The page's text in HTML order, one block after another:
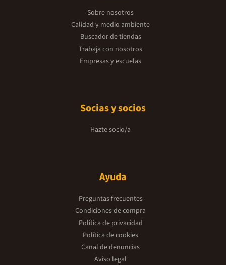
Sobre nosotros
Calidad y medio ambiente
Buscador de tiendas
Trabaja con nosotros
Empresas y escuelas
Socias y socios
Hazte socio/a
Ayuda
Preguntas frecuentes
Condiciones de compra
Política de privacidad
Política de cookies
Canal de denuncias
Aviso legal